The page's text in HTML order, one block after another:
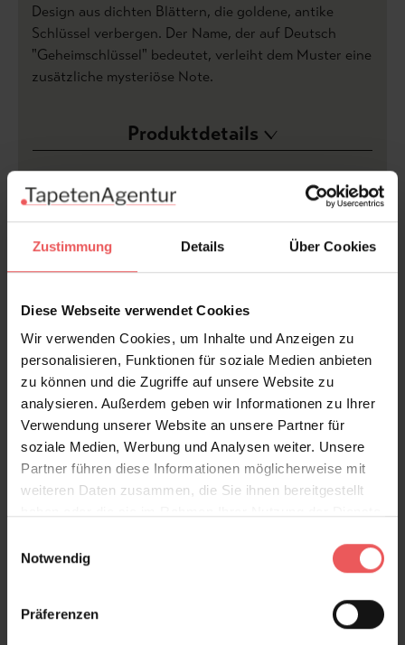
Zustimmung Details Über Cookies
Diese Webseite verwendet Cookies
Wir verwenden Cookies, um Inhalte und Anzeigen zu
personalisieren, Funktionen für soziale Medien anbieten
zu können und die Zugriffe auf unsere Website zu
analysieren. Außerdem geben wir Informationen zu Ihrer
Verwendung unserer Website an unsere Partner für
soziale Medien, Werbung und Analysen weiter. Unsere
Partner führen diese Informationen möglicherweise mit
weiteren Daten zusammen, die Sie ihnen bereitgestellt
Notwendig
Präferenzen
Design aus dichten Blättern, die goldene, antike
Schlüssel verbergen. Der Name, der auf Deutsch
"Geheimschlüssel" bedeutet, verleiht dem Muster eine
zusätzliche mysteriöse Note.
Produktdetails
Versand & Zahlung
Sie haben Fragen zum Produkt?
Frage stellen
+49 (0)221 932 81 82
Varianten